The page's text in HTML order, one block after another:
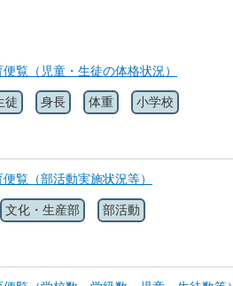
覧（児童・生徒の体格状況）
徒 身長 体重 小学校
覧（部活動実施状況等）
文化・生産部 部活動